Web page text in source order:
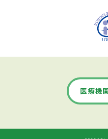
医療機